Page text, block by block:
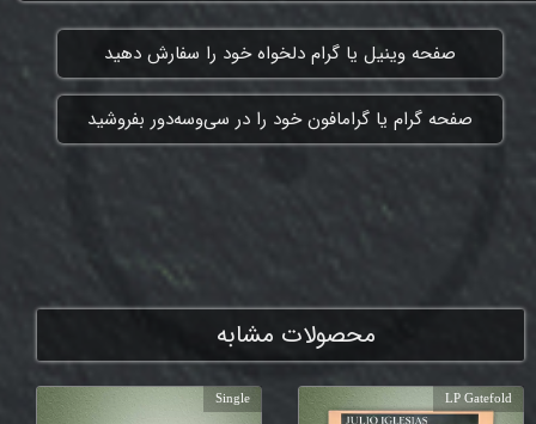
​صفحه وینیل یا گرام دلخواه خود را سفارش دهید
​صفحه گرام یا گرامافون خود را در سی‌وسه‌دور بفروشید
محصولات مشابه
LP Gatefold
Single